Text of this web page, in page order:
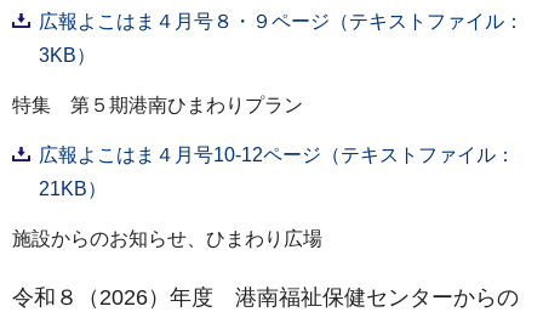
広報よこはま４月号８・９ページ（テキストファイル：
3KB）
特集 第５期港南ひまわりプラン
広報よこはま４月号10-12ページ（テキストファイル：
21KB）
施設からのお知らせ、ひまわり広場
令和８（2026）年度 港南福祉保健センターからの